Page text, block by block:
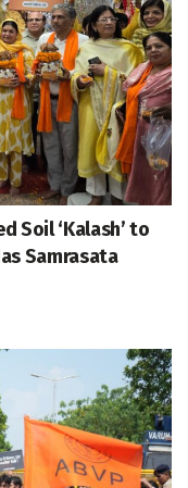
Soil ‘Kalash’ to
Samrasata